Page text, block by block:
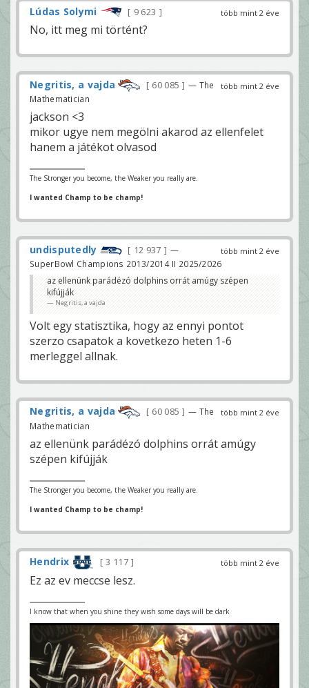
több mint 2 éve
Lúdas Solymi 9 623
No, itt meg mi történt?
több mint 2 éve
Negritis, a vajda 60 085
— The
Mathematician
jackson <3
mikor ugye nem megölni akarod az ellenfelet
hanem a játékot olvasod
The Stronger you become, the Weaker you really are.
I wanted Champ to be champ!
több mint 2 éve
undisputedly 12 937
—
SuperBowl Champions 2013/2014 II 2025/2026
az ellenünk parádézó dolphins orrát amúgy szépen
kifújják
Negritis, a vajda
Volt egy statisztika, hogy az ennyi pontot
szerzo csapatok a kovetkezo heten 1-6
merleggel allnak.
több mint 2 éve
Negritis, a vajda 60 085
— The
Mathematician
az ellenünk parádézó dolphins orrát amúgy
szépen kifújják
The Stronger you become, the Weaker you really are.
I wanted Champ to be champ!
több mint 2 éve
Hendrix 3 117
Ez az ev meccse lesz.
I know that when you shine they wish some days will be dark